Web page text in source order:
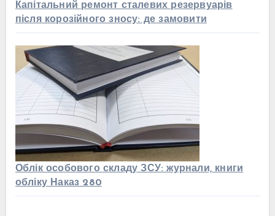
Капітальний ремонт сталевих резервуарів
після корозійного зносу: де замовити
Облік особового складу ЗСУ: журнали, книги
обліку Наказ 280